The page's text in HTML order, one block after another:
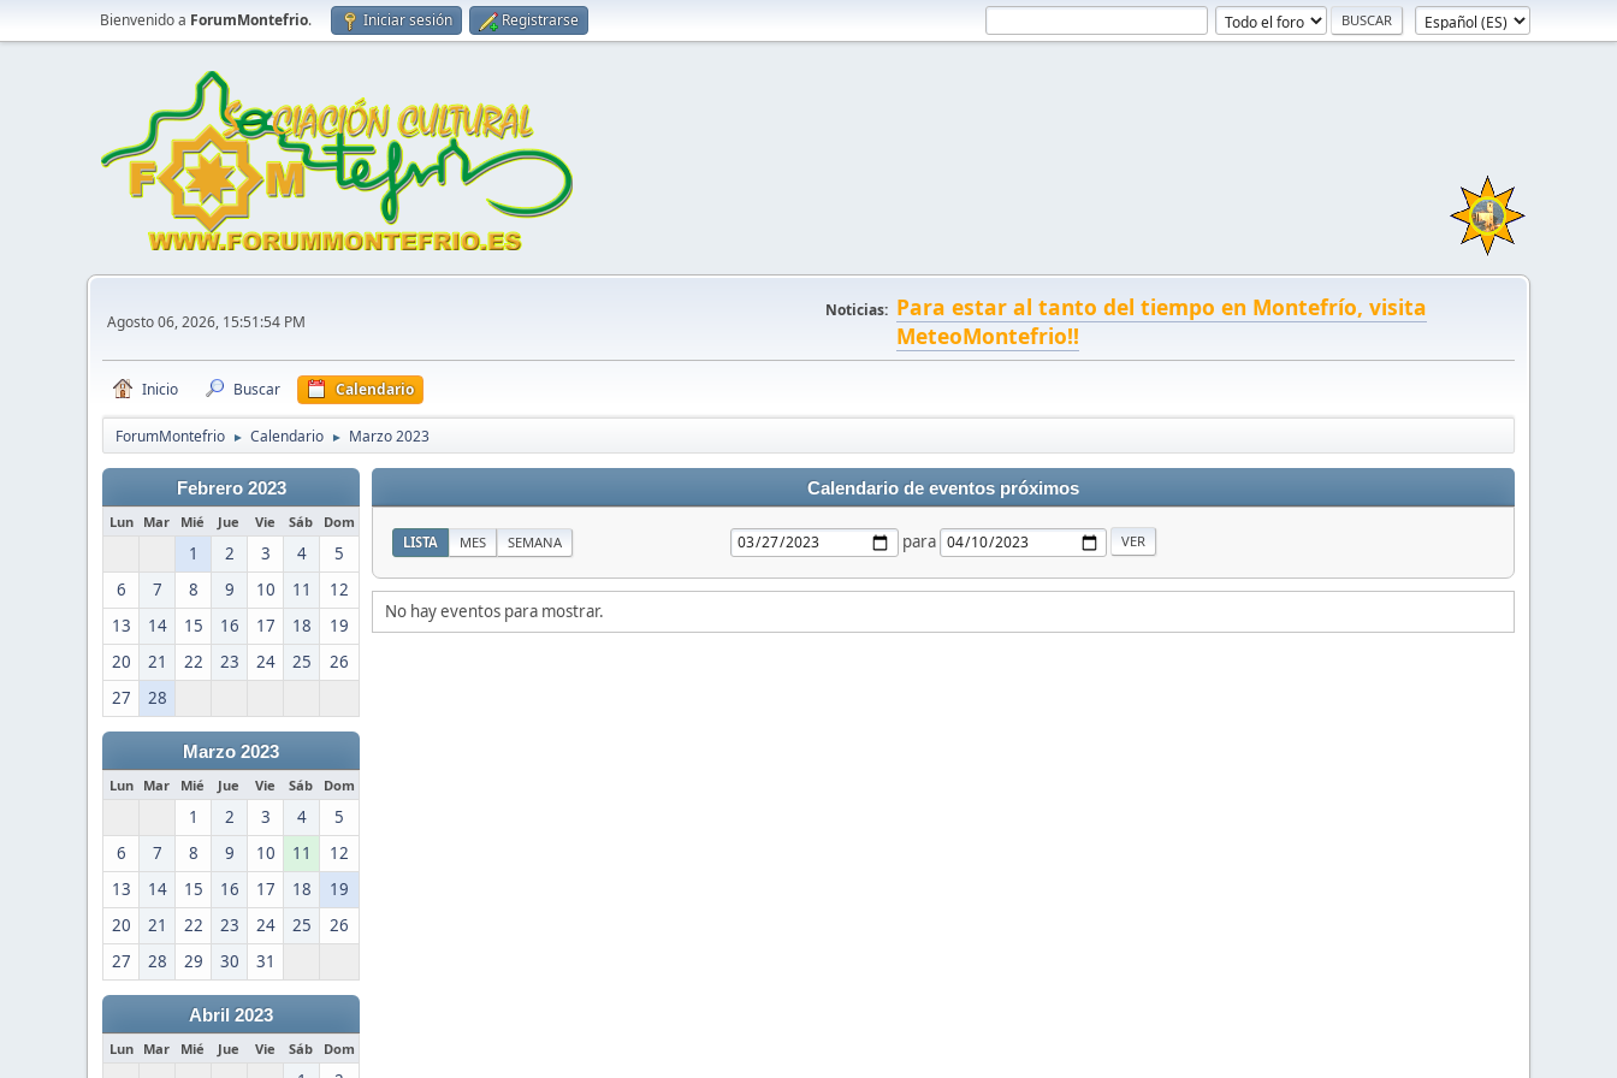
Bienvenido a ForumMontefrio. Iniciar sesión Registrarse
Agosto 06, 2026, 15:51:54 PM
Noticias: Para estar al tanto del tiempo en Montefrío, visita
MeteoMontefrio!!
Inicio Buscar Calendario
ForumMontefrio ► Calendario ► Marzo 2023
Febrero 2023
Lun Mar Mié Jue Vie Sáb Dom
1 2 3 4
5
6
7 8 9 10 11
12
13
14 15 16 17 18
19
20
21 22 23 24 25
26
27
28
Marzo 2023
Lun Mar Mié Jue Vie Sáb Dom
1 2 3 4
5
6
7 8 9 10 11
12
13
14 15 16 17 18
19
20
21 22 23 24 25
26
27
28 29 30 31
Abril 2023
Lun Mar Mié Jue Vie Sáb Dom
Calendario de eventos próximos
LISTA MES SEMANA para
No hay eventos para mostrar.